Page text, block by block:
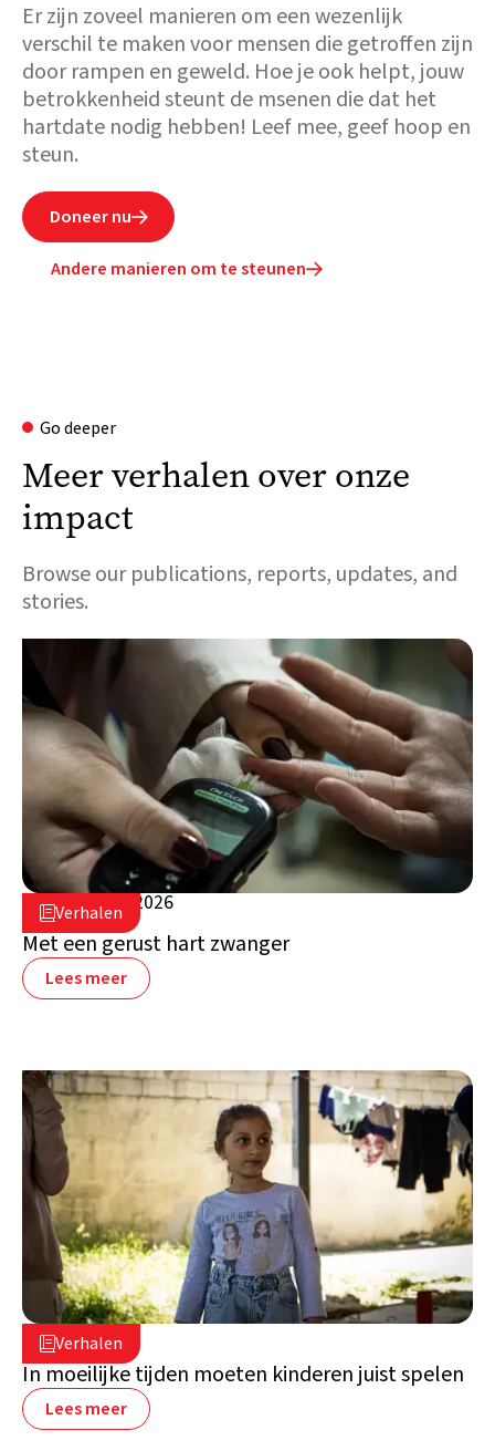
Er zijn zoveel manieren om een wezenlijk
verschil te maken voor mensen die getroffen zijn
door rampen en geweld. Hoe je ook helpt, jouw
betrokkenheid steunt de msenen die dat het
hartdate nodig hebben! Leef mee, geef hoop en
steun.
Doneer nu
Andere manieren om te steunen
Go deeper
Meer verhalen over onze
impact
Browse our publications, reports, updates, and
stories.
Verhalen
5 augustus 2026
Libanon
Met een gerust hart zwanger
Lees meer
Verhalen
16 juli 2026
Libanon
In moeilijke tijden moeten kinderen juist spelen
Lees meer